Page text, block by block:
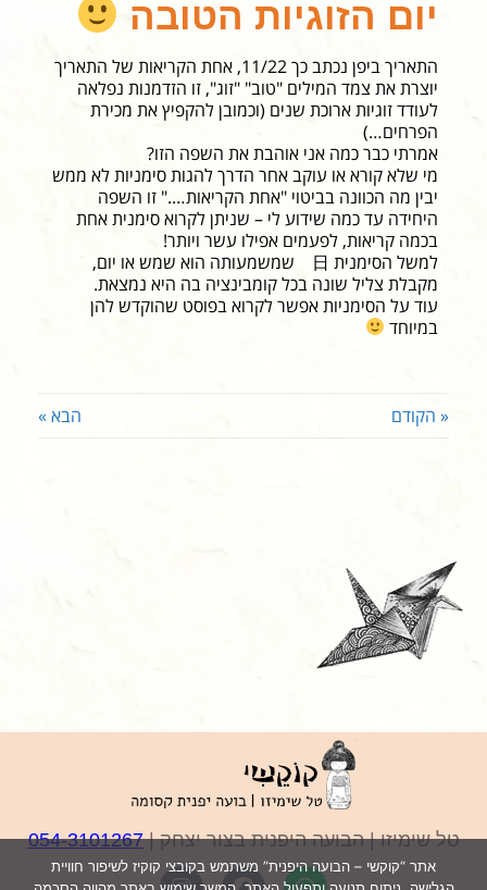
יום הזוגיות הטובה
התאריך ביפן נכתב כך 11/22, אחת הקריאות של התאריך
יוצרת את צמד המילים "טוב" "זוג", זו הזדמנות נפלאה
לעודד זוגיות ארוכת שנים (וכמובן להקפיץ את מכירת
הפרחים…)
אמרתי כבר כמה אני אוהבת את השפה הזו?
מי שלא קורא או עוקב אחר הדרך להגות סימניות לא ממש
יבין מה הכוונה בביטוי "אחת הקריאות…." זו השפה
היחידה עד כמה שידוע לי – שניתן לקרוא סימנית אחת
בכמה קריאות, לפעמים אפילו עשר ויותר!
למשל הסימנית 日 שמשמעותה הוא שמש או יום,
מקבלת צליל שונה בכל קומבינציה בה היא נמצאת.
עוד על הסימניות אפשר לקרוא בפוסט שהוקדש להן
במיוחד
« הקודם הבא »
טל שימיזו | הבועה היפנית בצור יצחק |054-3101267
אתר “קוקשי – הבועה היפנית” משתמש בקובצי קוקיז לשיפור חוויית